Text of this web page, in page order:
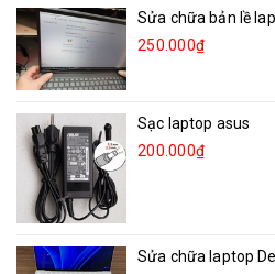
Sửa chữa bản lề
250.000₫
Sạc laptop asus
200.000₫
Sửa chữa laptop